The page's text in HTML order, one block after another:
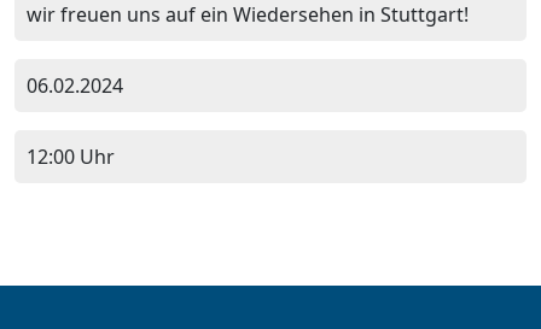
wir freuen uns auf ein Wiedersehen in Stuttgart!
06.02.2024
12:00 Uhr